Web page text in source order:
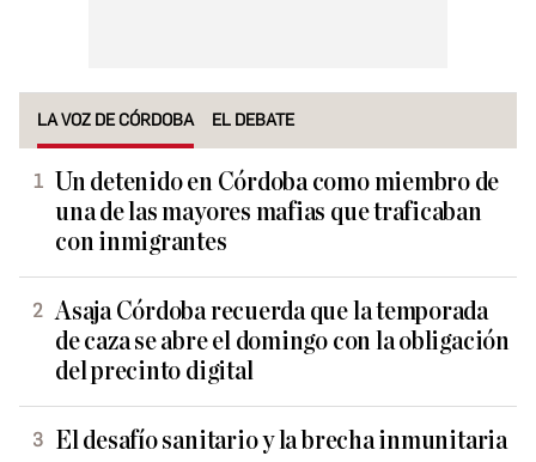
LA VOZ DE CÓRDOBA EL DEBATE
Un detenido en Córdoba como miembro de
una de las mayores mafias que traficaban
con inmigrantes
Asaja Córdoba recuerda que la temporada
de caza se abre el domingo con la obligación
del precinto digital
El desafío sanitario y la brecha inmunitaria